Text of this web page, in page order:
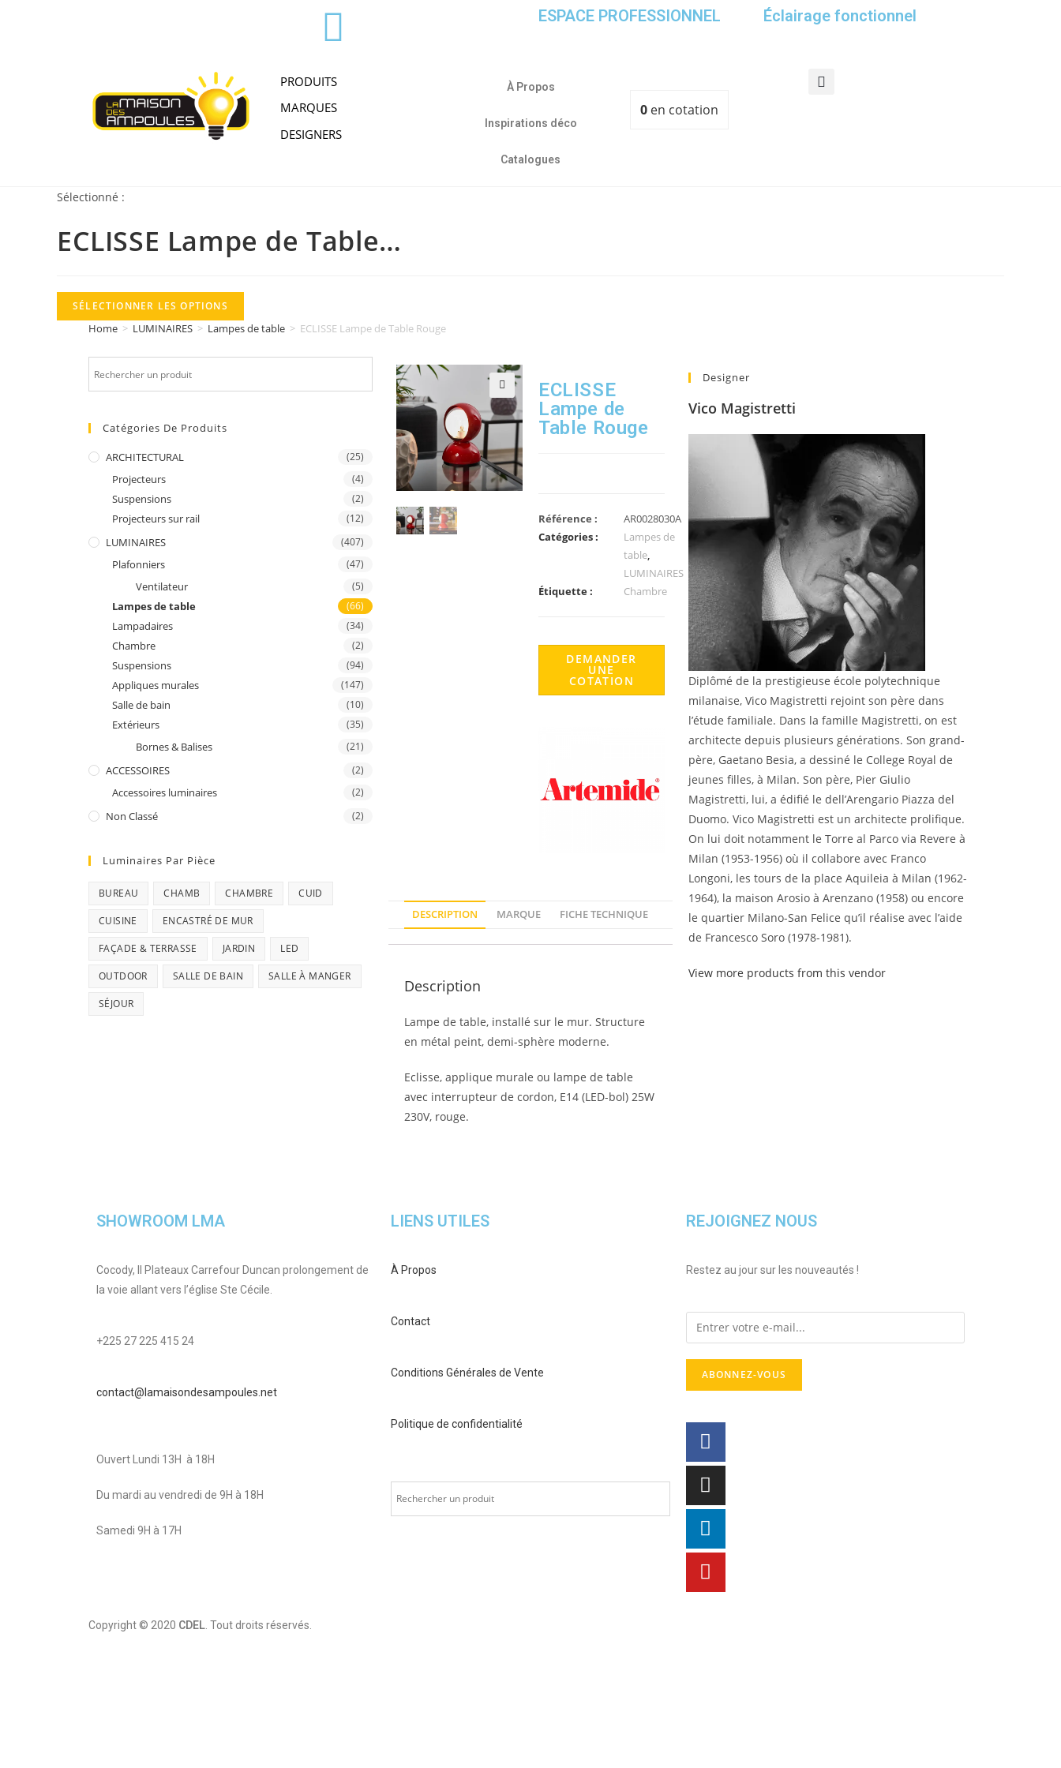
ESPACE PROFESSIONNEL Éclairage fonctionnel
PRODUITS
MARQUES
DESIGNERS
À Propos
Inspirations déco
Catalogues
0 en cotation
Sélectionné :
ECLISSE Lampe de Table…
SÉLECTIONNER LES OPTIONS
Home > LUMINAIRES > Lampes de table > ECLISSE Lampe de Table Rouge
Catégories De Produits
ARCHITECTURAL (25)
Projecteurs (4)
Suspensions (2)
Projecteurs sur rail (12)
LUMINAIRES (407)
Plafonniers (47)
Ventilateur (5)
Lampes de table (66)
Lampadaires (34)
Chambre (2)
Suspensions (94)
Appliques murales (147)
Salle de bain (10)
Extérieurs (35)
Bornes & Balises (21)
ACCESSOIRES (2)
Accessoires luminaires (2)
Non Classé (2)
Luminaires Par Pièce
BUREAU CHAMB CHAMBRE CUID
CUISINE ENCASTRÉ DE MUR
FAÇADE & TERRASSE JARDIN LED
OUTDOOR SALLE DE BAIN SALLE À MANGER
SÉJOUR
🔍
ECLISSE
Lampe de
Table Rouge
Référence :
AR0028030A
Catégories :
Lampes de
table,
LUMINAIRES
Étiquette :
Chambre
DEMANDER
UNE
COTATION
DESCRIPTION MARQUE FICHE TECHNIQUE
Description
Lampe de table, installé sur le mur. Structure
en métal peint, demi-sphère moderne.
Eclisse, applique murale ou lampe de table
avec interrupteur de cordon, E14 (LED-bol) 25W
230V, rouge.
Designer
Vico Magistretti
Diplômé de la prestigieuse école polytechnique
milanaise, Vico Magistretti rejoint son père dans
l’étude familiale. Dans la famille Magistretti, on est
architecte depuis plusieurs générations. Son grand-
père, Gaetano Besia, a dessiné le College Royal de
jeunes filles, à Milan. Son père, Pier Giulio
Magistretti, lui, a édifié le dell’Arengario Piazza del
Duomo. Vico Magistretti est un architecte prolifique.
On lui doit notamment le Torre al Parco via Revere à
Milan (1953-1956) où il collabore avec Franco
Longoni, les tours de la place Aquileia à Milan (1962-
1964), la maison Arosio à Arenzano (1958) ou encore
le quartier Milano-San Felice qu’il réalise avec l’aide
de Francesco Soro (1978-1981).
View more products from this vendor
SHOWROOM LMA
Cocody, II Plateaux Carrefour Duncan prolongement de
la voie allant vers l’église Ste Cécile.
+225 27 225 415 24
contact@lamaisondesampoules.net
Ouvert Lundi 13H à 18H
Du mardi au vendredi de 9H à 18H
Samedi 9H à 17H
LIENS UTILES
À Propos
Contact
Conditions Générales de Vente
Politique de confidentialité
REJOIGNEZ NOUS
Restez au jour sur les nouveautés !
Copyright © 2020 CDEL . Tout droits réservés.